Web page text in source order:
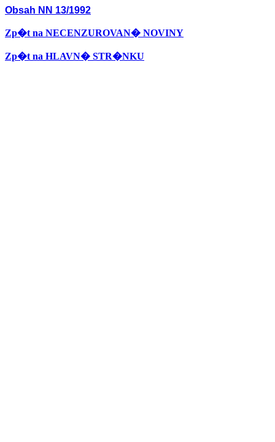
Obsah NN 13/1992
Zp�t na NECENZUROVAN� NOVINY
Zp�t na HLAVN� STR�NKU